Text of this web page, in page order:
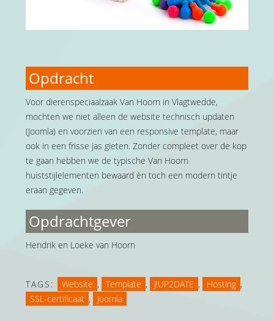
Opdracht
Voor dierenspeciaalzaak Van Hoorn in Vlagtwedde,
mochten we niet alleen de website technisch updaten
(Joomla) en voorzien van een responsive template, maar
ook in een frisse jas gieten. Zonder compleet over de kop
te gaan hebben we de typische Van Hoorn
huiststijlelementen bewaard èn toch een modern tintje
eraan gegeven.
Opdrachtgever
Hendrik en Loeke van Hoorn
TAGS: Website , Template , J!UP2DATE , Hosting ,
SSL-certificaat , Joomla